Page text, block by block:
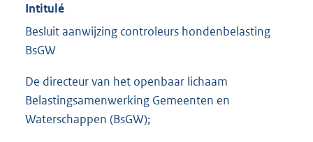
Intitulé
Besluit aanwijzing controleurs hondenbelasting
BsGW
De directeur van het openbaar lichaam
Belastingsamenwerking Gemeenten en
Waterschappen (BsGW);